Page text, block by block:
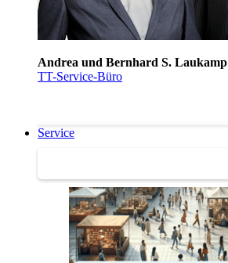
Andrea und Bernhard S. Laukamp
TT-Service-Büro
Service